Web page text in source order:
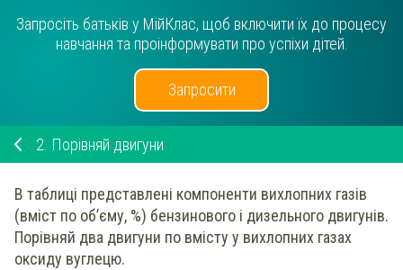
Запросіть батьків у МійКлас, щоб включити їх до процесу
навчання та проінформувати про успіхи дітей.
Запросити
2. Порівняй двигуни
В таблиці представлені компоненти вихлопних газів
(вміст по об’єму, %) бензинового і дизельного двигунів.
Порівняй два двигуни по вмісту у вихлопних газах
оксиду вуглецю.